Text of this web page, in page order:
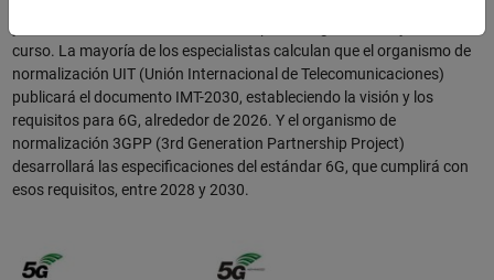
curso. La mayoría de los especialistas calculan que el organismo de
normalización UIT (Unión Internacional de Telecomunicaciones)
publicará el documento IMT-2030, estableciendo la visión y los
requisitos para 6G, alrededor de 2026. Y el organismo de
normalización 3GPP (3rd Generation Partnership Project)
desarrollará las especificaciones del estándar 6G, que cumplirá con
esos requisitos, entre 2028 y 2030.